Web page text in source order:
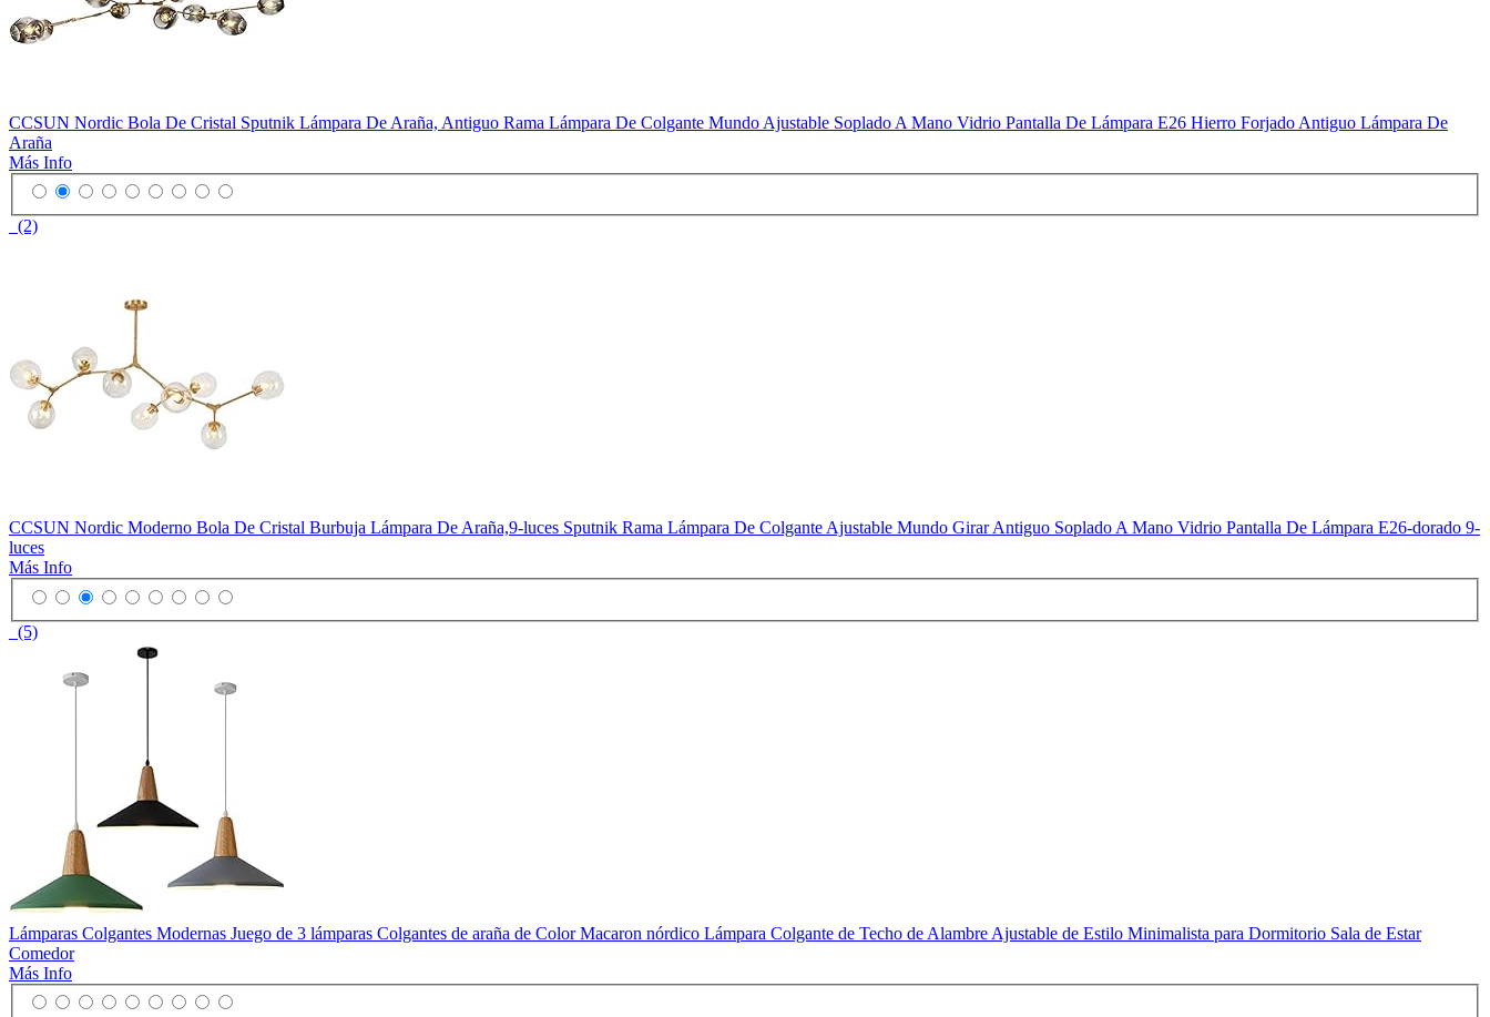
CCSUN Nordic Bola De Cristal Sputnik Lámpara De Araña, Antiguo Rama Lámpara De Colgante Mundo Ajustable Soplado A Mano Vidrio Pantalla De Lámpara E26 Hierro Forjado Antiguo Lámpara De
Araña
Más Info
(2)
CCSUN Nordic Moderno Bola De Cristal Burbuja Lámpara De Araña,9-luces Sputnik Rama Lámpara De Colgante Ajustable Mundo Girar Antiguo Soplado A Mano Vidrio Pantalla De Lámpara E26-dorado 9-
luces
Más Info
(5)
Lámparas Colgantes Modernas Juego de 3 lámparas Colgantes de araña de Color Macaron nórdico Lámpara Colgante de Techo de Alambre Ajustable de Estilo Minimalista para Dormitorio Sala de Estar
Comedor
Más Info